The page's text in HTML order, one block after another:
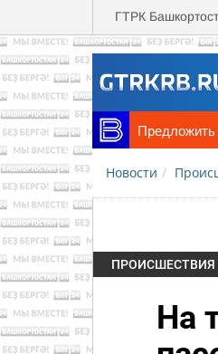
Перейти к основному содержанию
ГТРК
Предложить
Новости
ПРОИСШЕСТВИЯ
На